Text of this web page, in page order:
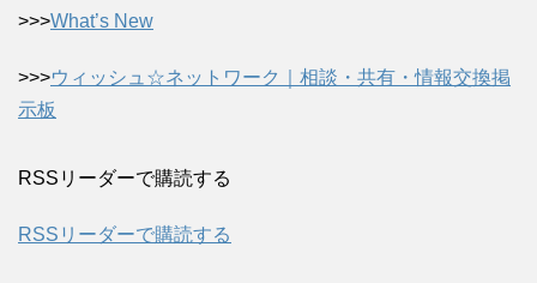
>>>What’s New
>>>ウィッシュ☆ネットワーク｜相談・共有・情報交換掲
示板
RSSリーダーで購読する
RSSリーダーで購読する